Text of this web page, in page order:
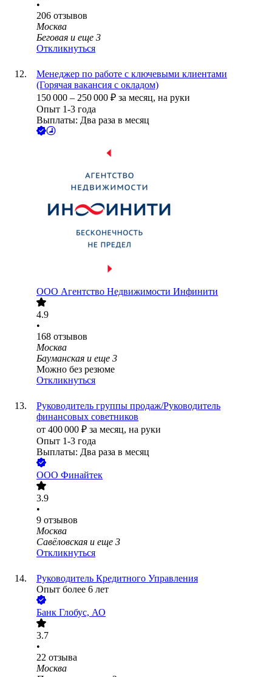
•
206 отзывов
Москва
Беговая и еще 3
Откликнуться
Менеджер по работе с ключевыми клиентами
(Горячая вакансия с окладом)
150 000 – 250 000 ₽ за месяц, на руки
Опыт 1-3 года
Выплаты: Два раза в месяц
ООО Агентство Недвижимости Инфинити
4.9
•
168 отзывов
Москва
Бауманская и еще 3
Можно без резюме
Откликнуться
Руководитель группы продаж/Руководитель
финансовых советников
от 400 000 ₽ за месяц, на руки
Опыт 1-3 года
Выплаты: Два раза в месяц
ООО Финайтек
3.9
•
9 отзывов
Москва
Савёловская и еще 3
Откликнуться
Руководитель Кредитного Управления
Опыт более 6 лет
Банк Глобус, АО
3.7
•
22 отзыва
Москва